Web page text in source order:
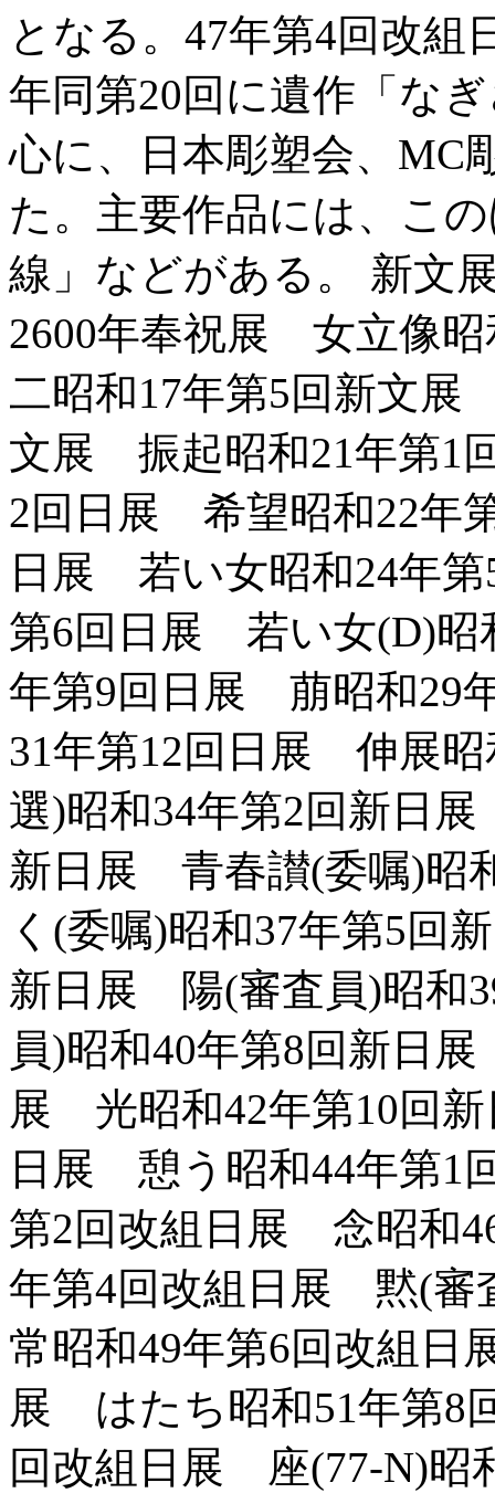
となる。47年第4回改組
年同第20回に遺作「な
心に、日本彫塑会、MC
た。主要作品には、こ
線」などがある。 新文
2600年奉祝展 女立像
二昭和17年第5回新文
文展 振起昭和21年第1
2回日展 希望昭和22年
日展 若い女昭和24年
第6回日展 若い女(D)昭
年第9回日展 萠昭和29
31年第12回日展 伸展
選)昭和34年第2回新日
新日展 青春讃(委嘱)昭
く(委嘱)昭和37年第5回
新日展 陽(審査員)昭和
員)昭和40年第8回新日
展 光昭和42年第10回
日展 憩う昭和44年第1
第2回改組日展 念昭和
年第4回改組日展 黙(
常昭和49年第6回改組
展 はたち昭和51年第8
回改組日展 座(77-N)昭